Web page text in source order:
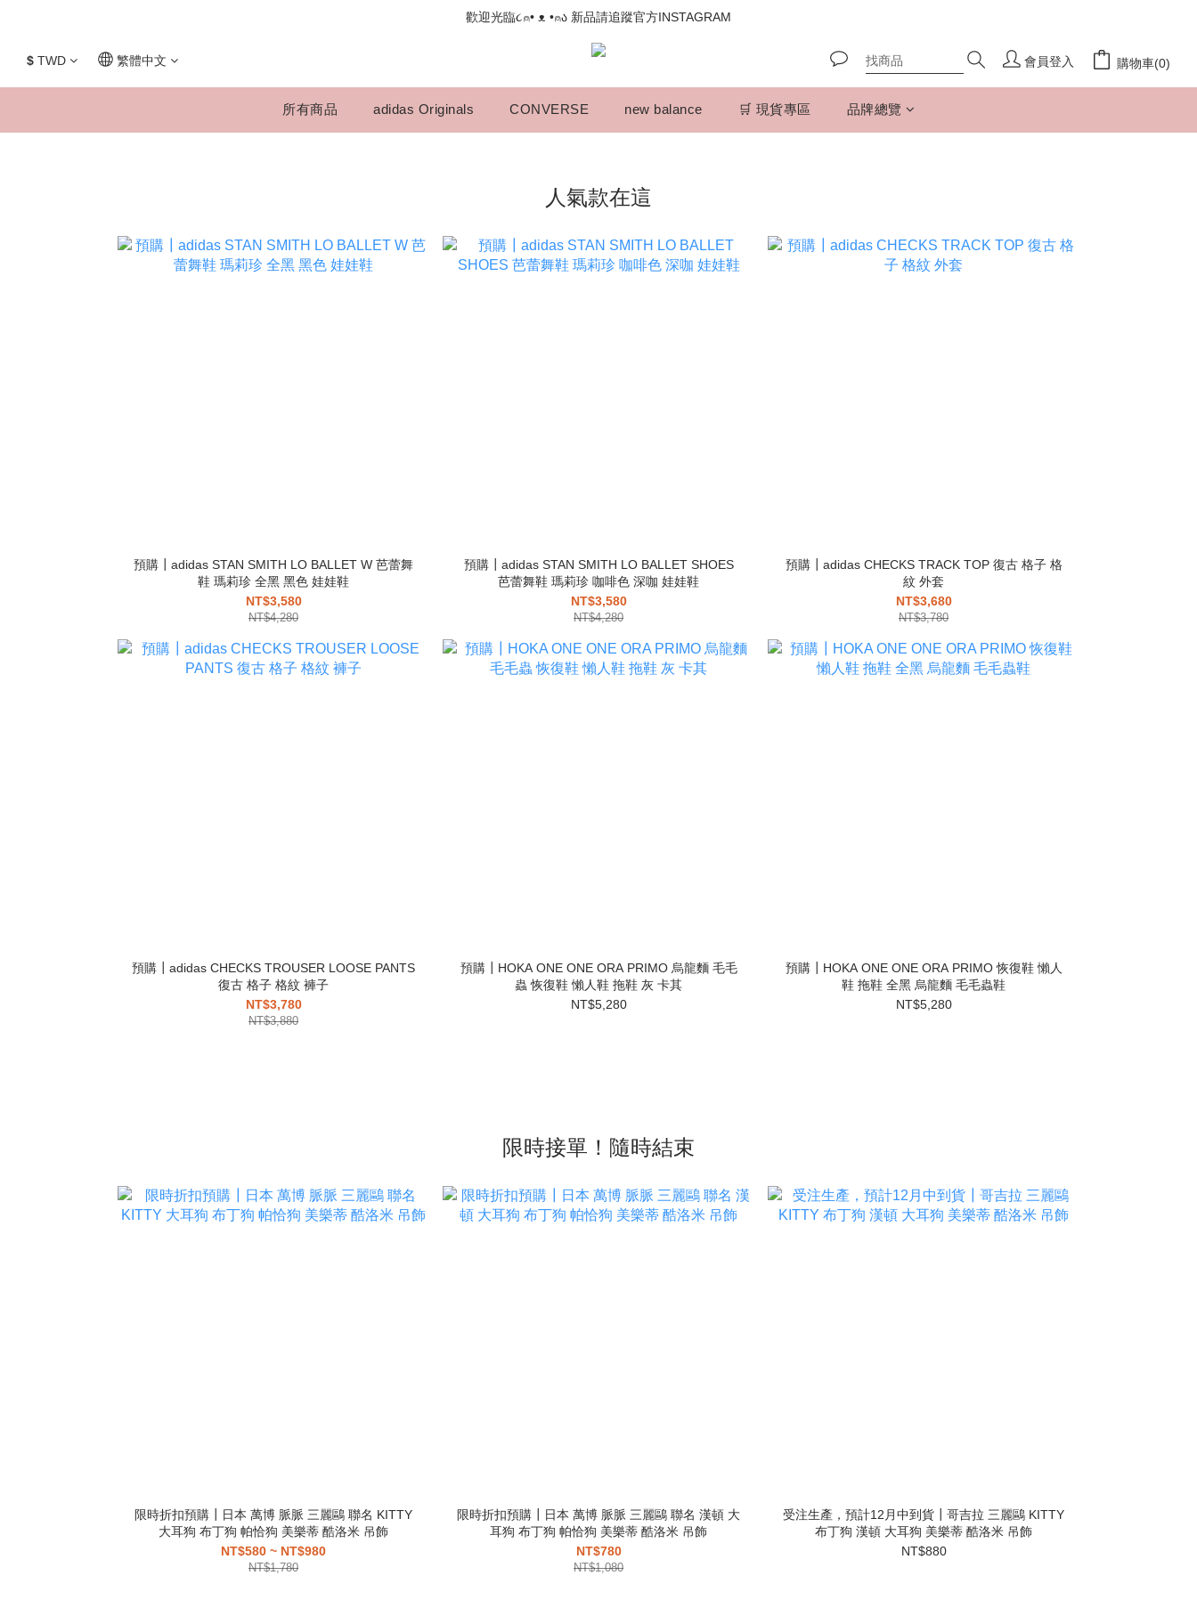
📣如果遇到結帳沒有反應，請另開瀏覽器 (不要直接從ig連結網站下單)
歡迎光臨૮⍝• ᴥ •⍝ა 新品請追蹤官方INSTAGRAM
📣如果遇到結帳沒有反應，請另開瀏覽器 (不要直接從ig連結網站下單)
$ TWD 繁體中文 會員登入 購物車(0)
所有商品 adidas Originals CONVERSE new balance 🛒 現貨專區 品牌總覽
人氣款在這
預購┃adidas STAN SMITH LO BALLET W 芭蕾舞
鞋 瑪莉珍 全黑 黑色 娃娃鞋
NT$3,580
NT$4,280
預購┃adidas STAN SMITH LO BALLET SHOES
芭蕾舞鞋 瑪莉珍 咖啡色 深咖 娃娃鞋
NT$3,580
NT$4,280
預購┃adidas CHECKS TRACK TOP 復古 格子 格
紋 外套
NT$3,680
NT$3,780
預購┃adidas CHECKS TROUSER LOOSE PANTS
復古 格子 格紋 褲子
NT$3,780
NT$3,880
預購┃HOKA ONE ONE ORA PRIMO 烏龍麵 毛毛
蟲 恢復鞋 懶人鞋 拖鞋 灰 卡其
NT$5,280
預購┃HOKA ONE ONE ORA PRIMO 恢復鞋 懶人
鞋 拖鞋 全黑 烏龍麵 毛毛蟲鞋
NT$5,280
限時接單！隨時結束
限時折扣預購┃日本 萬博 脈脈 三麗鷗 聯名 KITTY
大耳狗 布丁狗 帕恰狗 美樂蒂 酷洛米 吊飾
NT$580 ~ NT$980
NT$1,780
限時折扣預購┃日本 萬博 脈脈 三麗鷗 聯名 漢頓 大
耳狗 布丁狗 帕恰狗 美樂蒂 酷洛米 吊飾
NT$780
NT$1,080
受注生產，預計12月中到貨┃哥吉拉 三麗鷗 KITTY
布丁狗 漢頓 大耳狗 美樂蒂 酷洛米 吊飾
NT$880